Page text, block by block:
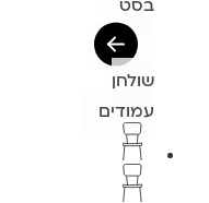
בסט
שולחן
עמודים